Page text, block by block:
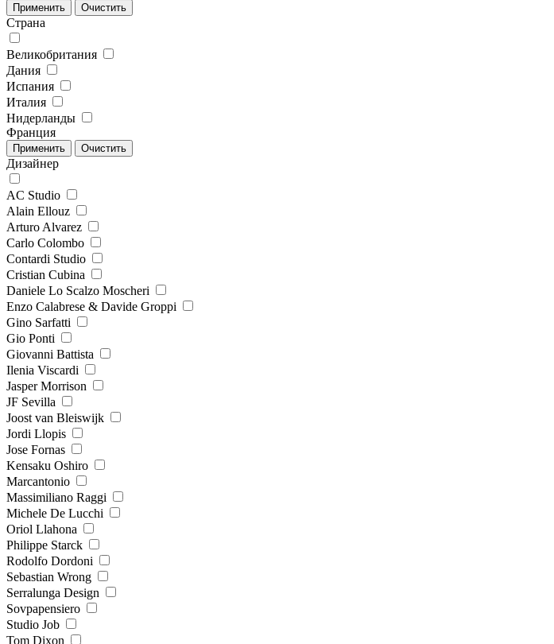
Страна
Великобритания
Дания
Испания
Италия
Нидерланды
Франция
Дизайнер
AC Studio
Alain Ellouz
Arturo Alvarez
Carlo Colombo
Contardi Studio
Cristian Cubina
Daniele Lo Scalzo Moscheri
Enzo Calabrese & Davide Groppi
Gino Sarfatti
Gio Ponti
Giovanni Battista
Ilenia Viscardi
Jasper Morrison
JF Sevilla
Joost van Bleiswijk
Jordi Llopis
Jose Fornas
Kensaku Oshiro
Marcantonio
Massimiliano Raggi
Michele De Lucchi
Oriol Llahona
Philippe Starck
Rodolfo Dordoni
Sebastian Wrong
Serralunga Design
Sovpapensiero
Studio Job
Tom Dixon